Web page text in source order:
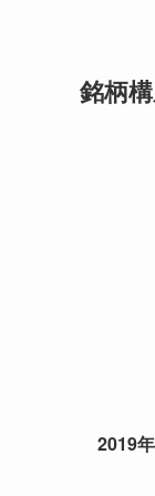
銘柄
2019